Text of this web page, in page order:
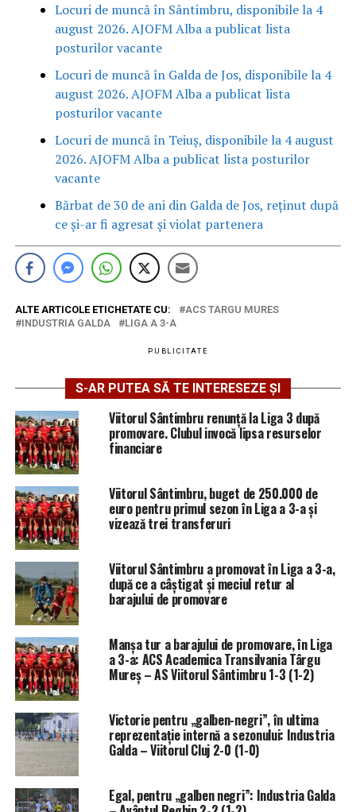
Locuri de muncă în Sântimbru, disponibile la 4
august 2026. AJOFM Alba a publicat lista
posturilor vacante
Locuri de muncă în Galda de Jos, disponibile la 4
august 2026. AJOFM Alba a publicat lista
posturilor vacante
Locuri de muncă în Teiuș, disponibile la 4 august
2026. AJOFM Alba a publicat lista posturilor
vacante
Bărbat de 30 de ani din Galda de Jos, reținut după
ce și-ar fi agresat și violat partenera
ALTE ARTICOLE ETICHETATE CU:
ACS TARGU MURES
INDUSTRIA GALDA
LIGA A 3-A
PUBLICITATE
S-AR PUTEA SĂ TE INTERESEZE ȘI
Viitorul Sântimbru renunță la Liga 3 după
promovare. Clubul invocă lipsa resurselor
financiare
Viitorul Sântimbru, buget de 250.000 de
euro pentru primul sezon în Liga a 3-a și
vizează trei transferuri
Viitorul Sântimbru a promovat în Liga a 3-a,
după ce a câștigat și meciul retur al
barajului de promovare
Manșa tur a barajului de promovare, în Liga
a 3-a: ACS Academica Transilvania Târgu
Mureș – AS Viitorul Sântimbru 1-3 (1-2)
Victorie pentru „galben-negri”, în ultima
reprezentație internă a sezonului: Industria
Galda – Viitorul Cluj 2-0 (1-0)
Egal, pentru „galben negri”: Industria Galda